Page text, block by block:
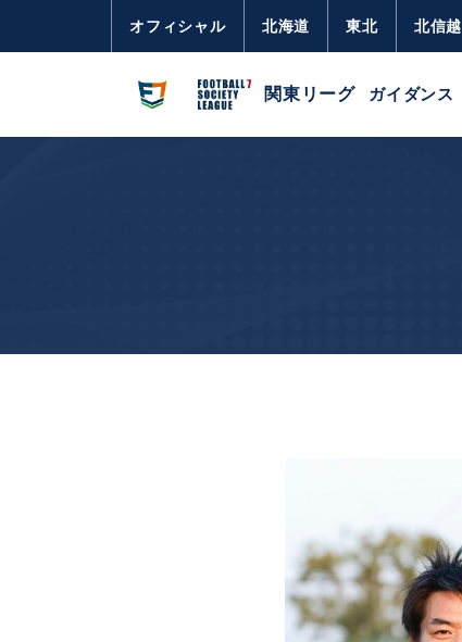
オフィシャル 北海道 東北 北信越
関東リーグ ガイダンス